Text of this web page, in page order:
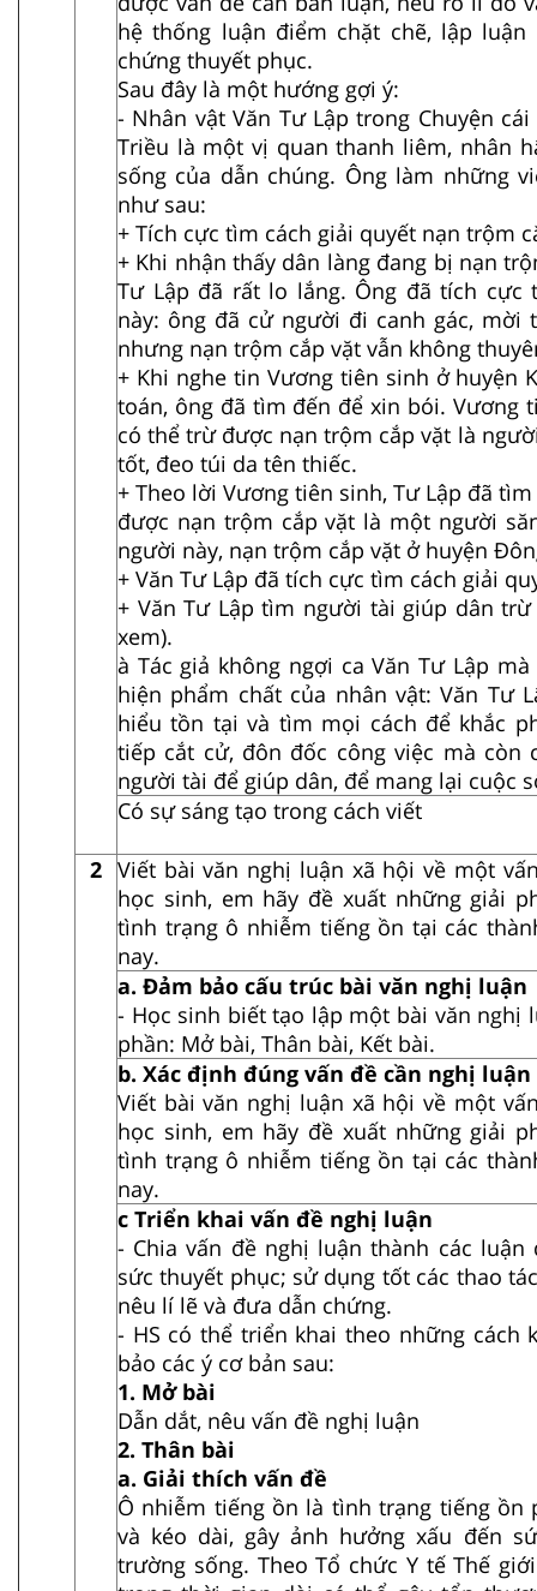
hệ thống luận điểm chặt chẽ, lập
chứng thuyết phục.
Sau đây là một hướng gợi ý:
- Nhân vật Văn Tư Lập trong Chuyện
Triều là một vị quan thanh liêm, nhân
sống của dẫn chúng. Ông làm những
như sau:
+ Tích cực tìm cách giải quyết nạn trộm
+ Khi nhận thấy dân làng đang bị nạn
Tư Lập đã rất lo lắng. Ông đã tích cực
này: ông đã cử người đi canh gác, mời
nhưng nạn trộm cắp vặt vẫn không
+ Khi nghe tin Vương tiên sinh ở huyện
toán, ông đã tìm đến để xin bói. Vương
có thể trừ được nạn trộm cắp vặt là
tốt, đeo túi da tên thiếc.
+ Theo lời Vương tiên sinh, Tư Lập đã
được nạn trộm cắp vặt là một người
người này, nạn trộm cắp vặt ở huyện
+ Văn Tư Lập đã tích cực tìm cách giải
+ Văn Tư Lập tìm người tài giúp dân
xem).
à Tác giả không ngợi ca Văn Tư Lập
hiện phẩm chất của nhân vật: Văn Tư
hiểu tồn tại và tìm mọi cách để khắc
tiếp cắt cử, đôn đốc công việc mà
người tài để giúp dân, để mang lại cuộc
Có sự sáng tạo trong cách viết
2 Viết bài văn nghị luận xã hội về một
học sinh, em hãy đề xuất những giải
tình trạng ô nhiễm tiếng ồn tại các
nay.
a. Đảm bảo cấu trúc bài văn nghị luận
- Học sinh biết tạo lập một bài văn nghị
phần: Mở bài, Thân bài, Kết bài.
b. Xác định đúng vấn đề cần nghị luận
Viết bài văn nghị luận xã hội về một
học sinh, em hãy đề xuất những giải
tình trạng ô nhiễm tiếng ồn tại các
nay.
c Triển khai vấn đề nghị luận
- Chia vấn đề nghị luận thành các
sức thuyết phục; sử dụng tốt các thao
nêu lí lẽ và đưa dẫn chứng.
- HS có thể triển khai theo những cách
bảo các ý cơ bản sau:
1. Mở bài
Dẫn dắt, nêu vấn đề nghị luận
2. Thân bài
a. Giải thích vấn đề
Ô nhiễm tiếng ồn là tình trạng tiếng ồn
và kéo dài, gây ảnh hưởng xấu đến
trường sống. Theo Tổ chức Y tế Thế